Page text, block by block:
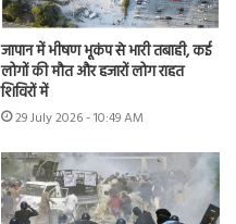
जापान में भीषण भूकंप से भारी तबाही, कई
लोगों की मौत और हजारों लोग राहत
शिविरों में
29 July 2026 - 10:49 AM